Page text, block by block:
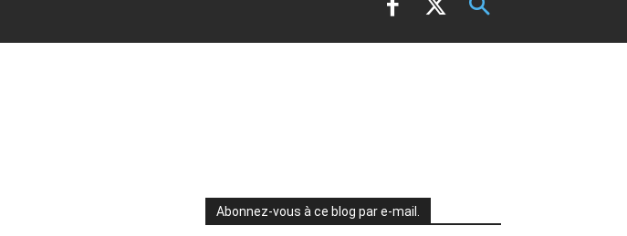
Abonnez-vous à ce blog par e-mail.